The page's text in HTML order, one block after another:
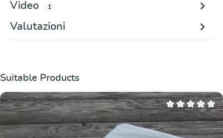
Video
1
Valutazioni
Salta la galleria dei prodotti
Suitable Products
Valutazione